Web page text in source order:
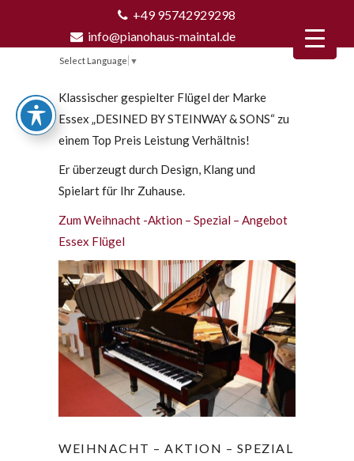
+49 95742929298
info@pianohaus-maintal.de
Select Language ▼
Klassischer gespielter Flügel der Marke
Essex „DESINED BY STEINWAY & SONS“ zu
einem Top Preis Leistung Verhältnis!
Er überzeugt durch Design, Klang und
Spielart für Ihr Zuhause.
Zum Weihnacht -Aktion – Spezial – Angebot
Essex Flügel
WEIHNACHT – AKTION – SPEZIAL